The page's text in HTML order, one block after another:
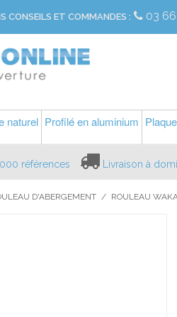
CONSEILS ET COMMANDES : 03
naturel Profilé en aluminium
références Livraison à
D'ABERGEMENT / ROULEAU